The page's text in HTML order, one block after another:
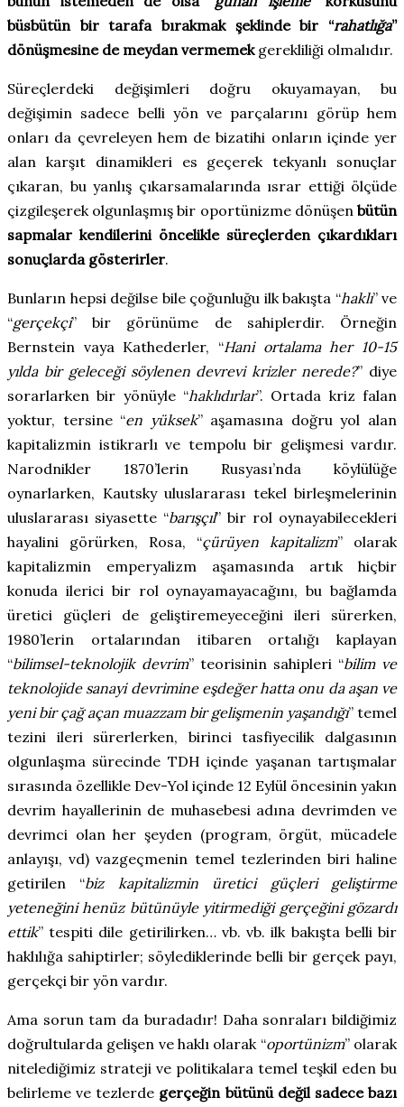
büsbütün bir tarafa bırakmak şeklinde bir “rahatlığa”
dönüşmesine de meydan vermemekgerekliliği olmalıdır.
Süreçlerdeki değişimleri doğru okuyamayan, bu
değişimin sadece belli yön ve parçalarını görüp hem
onları da çevreleyen hem de bizatihi onların içinde yer
alan karşıt dinamikleri es geçerek tekyanlı sonuçlar
çıkaran, bu yanlış çıkarsamalarında ısrar ettiği ölçüde
çizgileşerek olgunlaşmış bir oportünizme dönüşen bütün
sapmalar kendilerini öncelikle süreçlerden çıkardıkları
sonuçlarda gösterirler.
Bunların hepsi değilse bile çoğunluğu ilk bakışta “haklı” ve
“gerçekçi” bir görünüme de sahiplerdir. Örneğin
Bernstein vaya Kathederler, “Hani ortalama her 10-15
yılda bir geleceği söylenen devrevi krizler nerede?” diye
sorarlarken bir yönüyle “haklıdırlar”. Ortada kriz falan
yoktur, tersine “en yüksek” aşamasına doğru yol alan
kapitalizmin istikrarlı ve tempolu bir gelişmesi vardır.
Narodnikler 1870’lerin Rusyası’nda köylülüğe
oynarlarken, Kautsky uluslararası tekel birleşmelerinin
uluslararası siyasette “barışçıl” bir rol oynayabilecekleri
hayalini görürken, Rosa, “çürüyen kapitalizm” olarak
kapitalizmin emperyalizm aşamasında artık hiçbir
konuda ilerici bir rol oynayamayacağını, bu bağlamda
üretici güçleri de geliştiremeyeceğini ileri sürerken,
1980’lerin ortalarından itibaren ortalığı kaplayan
“bilimsel-teknolojik devrim” teorisinin sahipleri “bilim ve
teknolojide sanayi devrimine eşdeğer hatta onu da aşan ve
yeni bir çağ açan muazzam bir gelişmenin yaşandığı” temel
tezini ileri sürerlerken, birinci tasfiyecilik dalgasının
olgunlaşma sürecinde TDH içinde yaşanan tartışmalar
sırasında özellikle Dev-Yol içinde 12 Eylül öncesinin yakın
devrim hayallerinin de muhasebesi adına devrimden ve
devrimci olan her şeyden (program, örgüt, mücadele
anlayışı, vd) vazgeçmenin temel tezlerinden biri haline
getirilen “biz kapitalizmin üretici güçleri geliştirme
yeteneğini henüz bütünüyle yitirmediği gerçeğini gözardı
ettik” tespiti dile getirilirken… vb. vb. ilk bakışta belli bir
haklılığa sahiptirler; söylediklerinde belli bir gerçek payı,
gerçekçi bir yön vardır.
Ama sorun tam da buradadır! Daha sonraları bildiğimiz
doğrultularda gelişen ve haklı olarak “oportünizm” olarak
nitelediğimiz strateji ve politikalara temel teşkil eden bu
belirleme ve tezlerde gerçeğin bütünü değil sadece bazı